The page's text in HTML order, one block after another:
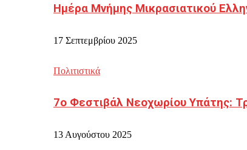
Ημέρα Μνήμης Μικρασιατικού
17 Σεπτεμβρίου 2025
Πολιτιστικά
7ο Φεστιβάλ Νεοχωρίου Υπάτης:
13 Αυγούστου 2025